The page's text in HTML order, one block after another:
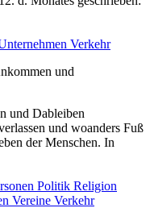
Verkehr
und Dableiben
und woanders Fuß
der Menschen. In
Politik Religion
Vereine Verkehr